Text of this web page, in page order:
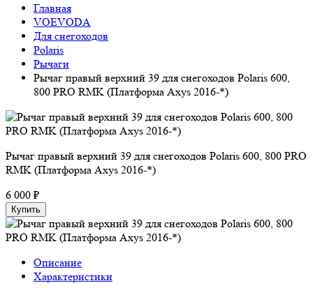
Главная
VOEVODA
Для снегоходов
Polaris
Рычаги
Рычаг правый верхний 39 для снегоходов Polaris 600,
800 PRO RMK (Платформа Axys 2016-*)
Рычаг правый верхний 39 для снегоходов Polaris 600, 800 PRO
RMK (Платформа Axys 2016-*)
6 000 ₽
Купить
Описание
Характеристики